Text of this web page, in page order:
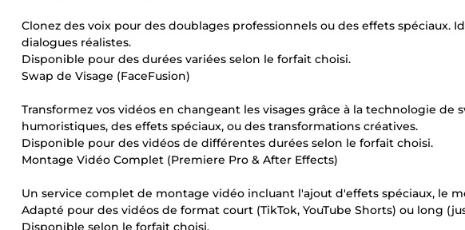
Clonez des voix pour des doublages professionnels ou des effets spéciaux.
dialogues réalistes.
Disponible pour des durées variées selon le forfait choisi.
Swap de Visage (FaceFusion)
Transformez vos vidéos en changeant les visages grâce à la technologie de
humoristiques, des effets spéciaux, ou des transformations créatives.
Disponible pour des vidéos de différentes durées selon le forfait choisi.
Montage Vidéo Complet (Premiere Pro & After Effects)
Un service complet de montage vidéo incluant l'ajout d'effets spéciaux, le
Adapté pour des vidéos de format court (TikTok, YouTube Shorts) ou long
Disponible selon le forfait choisi.